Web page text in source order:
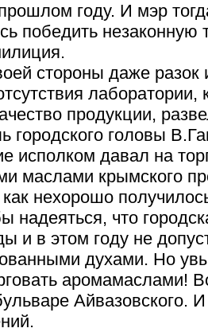
году. И мэр
победить незаконную
стороны даже разок
продукции,
городского головы
исполком давал на
маслами крымского
нехорошо
что
и в этом году не
духами. Но
аромамаслами!
Айвазовского.